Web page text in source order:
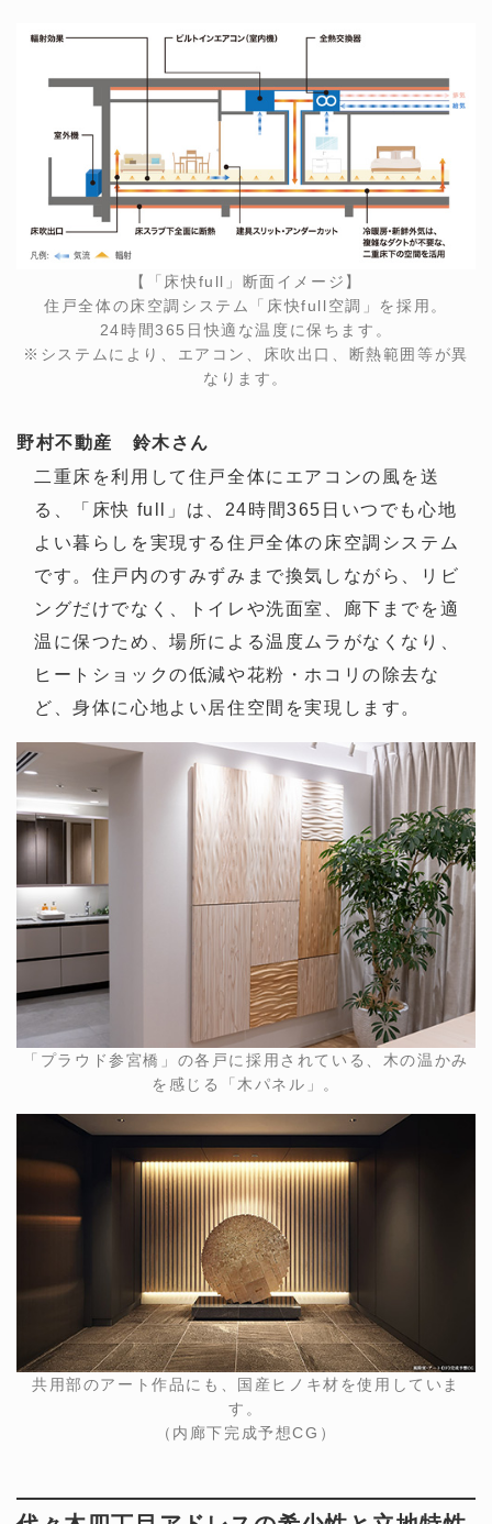
【「床快full」断面イメージ】
住戸全体の床空調システム「床快full空調」を採用。
24時間365日快適な温度に保ちます。
※システムにより、エアコン、床吹出口、断熱範囲等が異
なります。
野村不動産 鈴木さん
二重床を利用して住戸全体にエアコンの風を送
る、「床快 full」は、24時間365日いつでも心地
よい暮らしを実現する住戸全体の床空調システム
です。住戸内のすみずみまで換気しながら、リビ
ングだけでなく、トイレや洗面室、廊下までを適
温に保つため、場所による温度ムラがなくなり、
ヒートショックの低減や花粉・ホコリの除去な
ど、身体に心地よい居住空間を実現します。
「プラウド参宮橋」の各戸に採用されている、木の温かみ
を感じる「木パネル」。
共用部のアート作品にも、国産ヒノキ材を使用していま
す。
（内廊下完成予想CG）